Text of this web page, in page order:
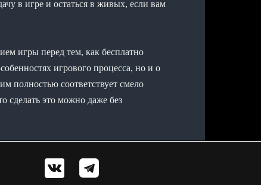
в игре и остаться в живых, если вам
игры перед тем, как бесплатно
игрового процесса, но и о
полностью соответствует смело
сделать это можно даже без